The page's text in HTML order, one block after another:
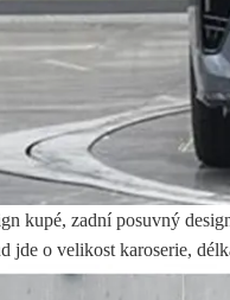
kupé, zadní posuvný
jde o velikost karoserie,